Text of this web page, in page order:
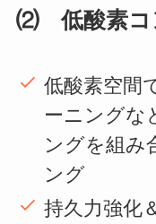
⑵ 低酸素コ
低酸素空間
ーニングな
ングを組み
ング
持久力強化